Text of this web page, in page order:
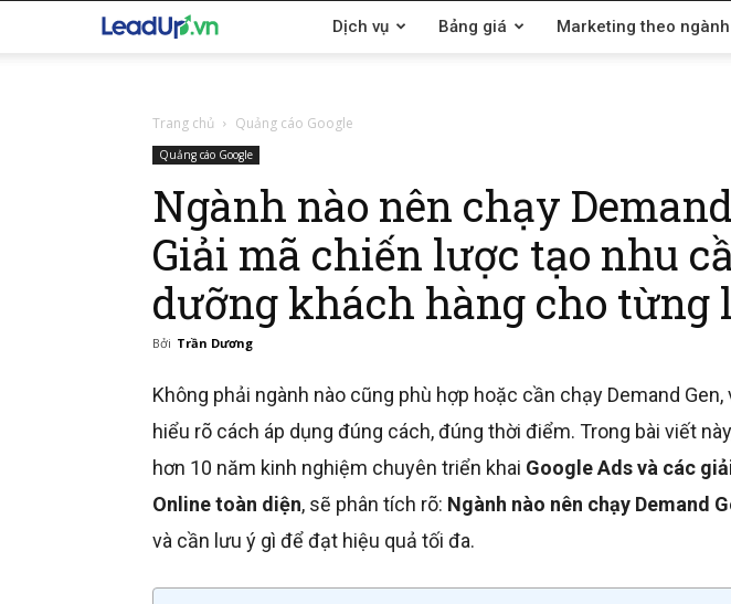
LeadUp.vn Dịch vụ Bảng giá Marketing theo ngành
Trang chủ Quảng cáo Google
Quảng cáo Google
Ngành nào nên chạy
Giải mã chiến lược tạo nhu
dưỡng khách hàng cho từng
Bởi Trần Dương
Không phải ngành nào cũng phù hợp hoặc cần chạy Demand Gen,
hiểu rõ cách áp dụng đúng cách, đúng thời điểm. Trong bài viết
hơn 10 năm kinh nghiệm chuyên triển khai Google Ads và các
Online toàn diện, sẽ phân tích rõ: Ngành nào nên chạy Demand
và cần lưu ý gì để đạt hiệu quả tối đa.